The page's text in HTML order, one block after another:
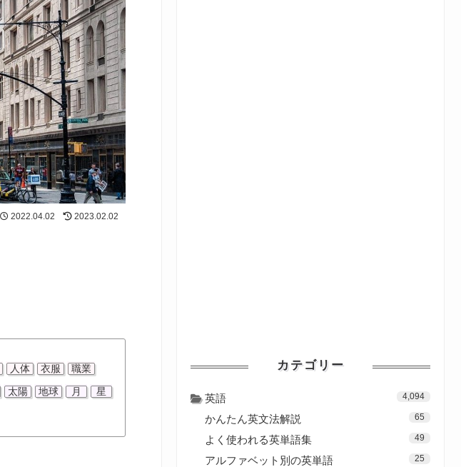
2022.04.02 2023.02.02
人体 衣服 職業
太陽 地球 月 星
カテゴリー
英語 4,094
かんたん英文法解説 65
よく使われる英単語集 49
アルファベット別の英単語 25